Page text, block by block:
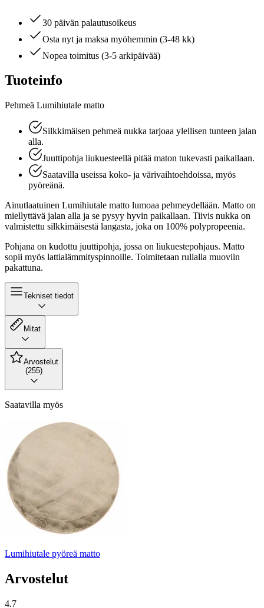
30 päivän palautusoikeus
Osta nyt ja maksa myöhemmin (3-48 kk)
Nopea toimitus (3-5 arkipäivää)
Tuoteinfo
Pehmeä Lumihiutale matto
Silkkimäisen pehmeä nukka tarjoaa ylellisen tunteen jalan
alla.​
​Juuttipohja liukuesteellä pitää maton tukevasti paikallaan.
Saatavilla useissa koko- ja värivaihtoehdoissa, myös
pyöreänä.
Ainutlaatuinen Lumihiutale matto lumoaa pehmeydellään. Matto on
miellyttävä jalan alla ja se pysyy hyvin paikallaan. Tiivis nukka on
valmistettu silkkimäisestä langasta, joka on 100% polypropeenia.
Pohjana on kudottu juuttipohja, jossa on liukuestepohjaus. Matto
sopii myös lattialämmityspinnoille. Toimitetaan rullalla muoviin
pakattuna.
Tekniset tiedot
Mitat
Arvostelut
(255)
Saatavilla myös
Lumihiutale pyöreä matto
Arvostelut
4.7